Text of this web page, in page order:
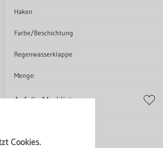
Cookies.
Haken
Farbe/Beschichtung
Regenwasserklappe
Menge:
Auf die Merkliste